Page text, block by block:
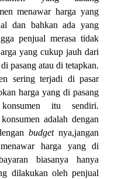
menawar harga yang
dan bahkan ada yang
penjual merasa tidak
yang cukup jauh dari
pasang atau di tetapkan.
sering terjadi di pasar
harga yang di pasang
itu sendiri.
adalah dengan
budgetnya,jangan
harga yang di
biasanya hanya
dilakukan oleh penjual